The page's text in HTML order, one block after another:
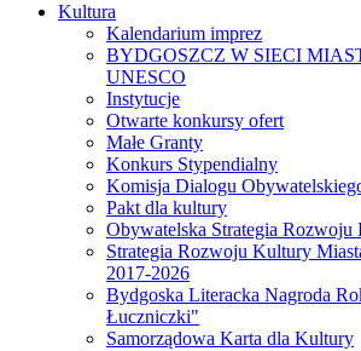
Kultura
Kalendarium imprez
BYDGOSZCZ W SIECI
UNESCO
Instytucje
Otwarte konkursy ofert
Małe Granty
Konkurs Stypendialny
Komisja Dialogu
Pakt dla kultury
Obywatelska Strategia Rozwoju
Strategia Rozwoju Kultury
2017-2026
Bydgoska Literacka Nagroda
Łuczniczki"
Samorządowa Karta dla Kultury